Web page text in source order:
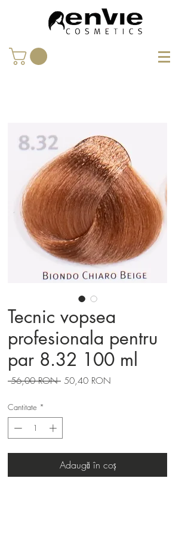
Tecnic vopsea
profesionala pentru
par 8.32 100 ml
56,00 RON Preț
50,40 RON
Cantitate *
Adaugă în coș